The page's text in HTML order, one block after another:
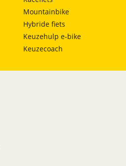
Mountainbike
Hybride fiets
Keuzehulp e-bike
Keuzecoach